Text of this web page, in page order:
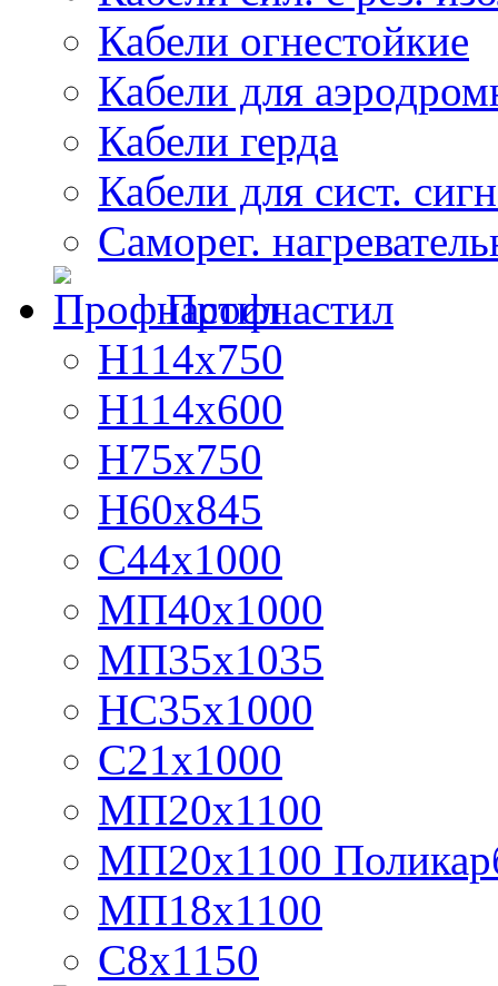
Кабели огнестойкие
Кабели для
Кабели герда
Кабели для сист.
Саморег.
Профнастил
Н114х750
Н114х600
Н75х750
Н60х845
С44х1000
МП40х1000
МП35х1035
НС35х1000
С21х1000
МП20х1100
МП20х1100
МП18х1100
С8х1150